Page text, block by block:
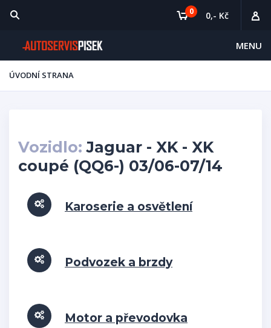
MENU
0 0,- Kč
ÚVODNÍ STRANA
Vozidlo: Jaguar - XK - XK
coupé (QQ6-) 03/06-07/14
Karoserie a osvětlení
Podvozek a brzdy
Motor a převodovka